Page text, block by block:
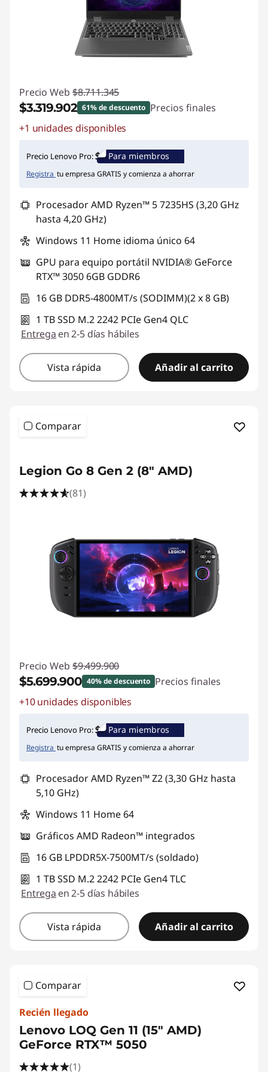
Precio Web $8.711.345
$3.319.902 61% de descuento Precios finales
Ahorros instantáneos :
+1 unidades disponibles
Precio Lenovo Pro: Para miembros
Registra tu empresa GRATIS y comienza a ahorrar
Procesador AMD Ryzen™ 5 7235HS (3,20 GHz
hasta 4,20 GHz)
Windows 11 Home idioma único 64
GPU para equipo portátil NVIDIA® GeForce
RTX™ 3050 6GB GDDR6
16 GB DDR5-4800MT/s (SODIMM)(2 x 8 GB)
1 TB SSD M.2 2242 PCIe Gen4 QLC
Entrega en 2-5 días hábiles
Vista rápida Añadir al carrito
Comparar
Legion Go 8 Gen 2 (8" AMD)
(81)
Precio Web $9.499.900
$5.699.900 40% de descuento Precios finales
Ahorros instantáneos :
+10 unidades disponibles
Precio Lenovo Pro: Para miembros
Registra tu empresa GRATIS y comienza a ahorrar
Procesador AMD Ryzen™ Z2 (3,30 GHz hasta
5,10 GHz)
Windows 11 Home 64
Gráficos AMD Radeon™ integrados
16 GB LPDDR5X-7500MT/s (soldado)
1 TB SSD M.2 2242 PCIe Gen4 TLC
Entrega en 2-5 días hábiles
Vista rápida Añadir al carrito
Comparar
Recién llegado
Lenovo LOQ Gen 11 (15" AMD)
GeForce RTX™ 5050
(1)